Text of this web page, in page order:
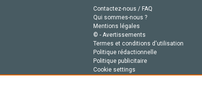
Contactez-nous / FAQ
Qui sommes-nous ?
Mentions légales
© - Avertissements
Termes et conditions d'utilisation
Politique rédactionnelle
Politique publicitaire
Cookie settings